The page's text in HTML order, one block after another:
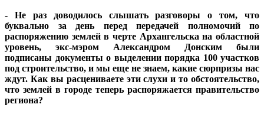
- Не раз доводилось слышать разговоры о том, что
буквально за день перед передачей полномочий по
распоряжению землей в черте Архангельска на областной
уровень, экс-мэром Александром Донским были
подписаны документы о выделении порядка 100 участков
под строительство, и мы еще не знаем, какие сюрпризы нас
ждут. Как вы расцениваете эти слухи и то обстоятельство,
что землей в городе теперь распоряжается правительство
региона?